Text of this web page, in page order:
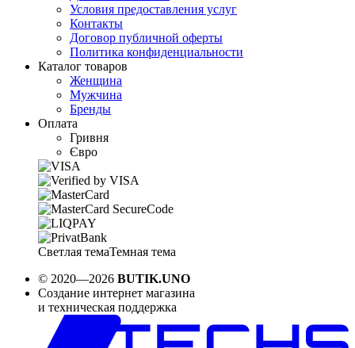
Условия предоставления услуг
Контакты
Договор публичной оферты
Политика конфиденциальности
Каталог товаров
Женщина
Мужчина
Бренды
Оплата
Гривня
Євро
Светлая темаТемная тема
© 2020—2026 BUTIK.UNO
Создание интернет магазина
и техническая поддержка